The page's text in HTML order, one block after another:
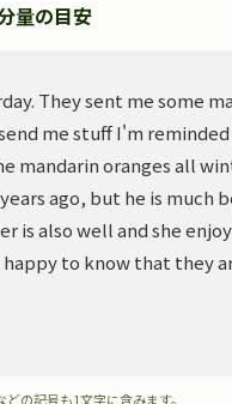
量の目安
They sent me some
me stuff I'm
mandarin oranges all
ago, but he is much
is also well and she
to know that they
の記号も1文字に含みます。